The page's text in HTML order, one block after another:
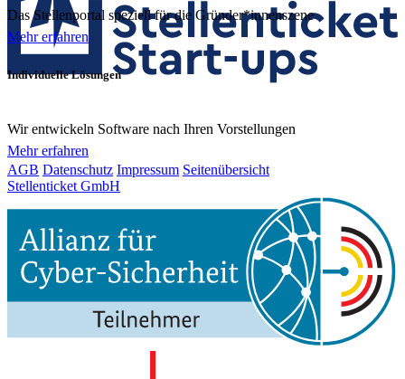
Das Stellenportal speziell für die Gründer*innenszene
Mehr erfahren
Individuelle Lösungen
Wir entwickeln Software nach Ihren Vorstellungen
Mehr erfahren
AGB Datenschutz Impressum Seitenübersicht
Stellenticket GmbH